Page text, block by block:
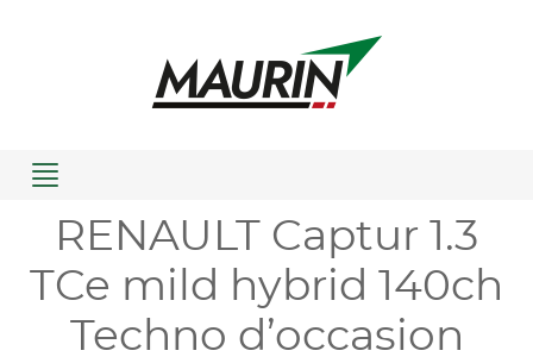
Menu
RENAULT Captur 1.3
TCe mild hybrid 140ch
Techno d’occasion